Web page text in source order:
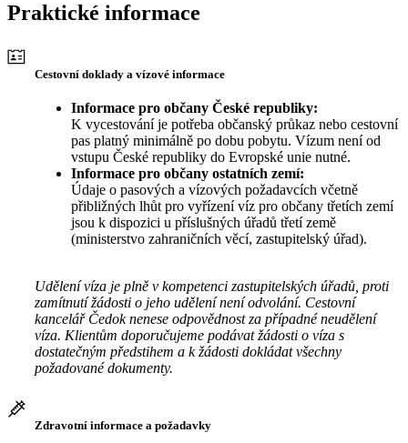
Praktické informace
Cestovní doklady a vízové informace
Informace pro občany České republiky:
K vycestování je potřeba občanský průkaz nebo cestovní
pas platný minimálně po dobu pobytu. Vízum není od
vstupu České republiky do Evropské unie nutné.
Informace pro občany ostatních zemí:
Údaje o pasových a vízových požadavcích včetně
přibližných lhůt pro vyřízení víz pro občany třetích zemí
jsou k dispozici u příslušných úřadů třetí země
(ministerstvo zahraničních věcí, zastupitelský úřad).
Udělení víza je plně v kompetenci zastupitelských úřadů, proti
zamítnutí žádosti o jeho udělení není odvolání. Cestovní
kancelář Čedok nenese odpovědnost za případné neudělení
víza. Klientům doporučujeme podávat žádosti o víza s
dostatečným předstihem a k žádosti dokládat všechny
požadované dokumenty.
Zdravotní informace a požadavky